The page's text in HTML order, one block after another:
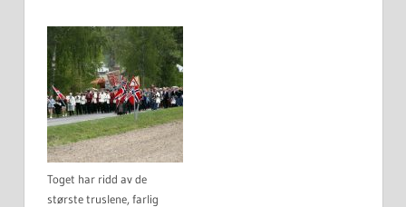
Toget har ridd av de
største truslene, farlig